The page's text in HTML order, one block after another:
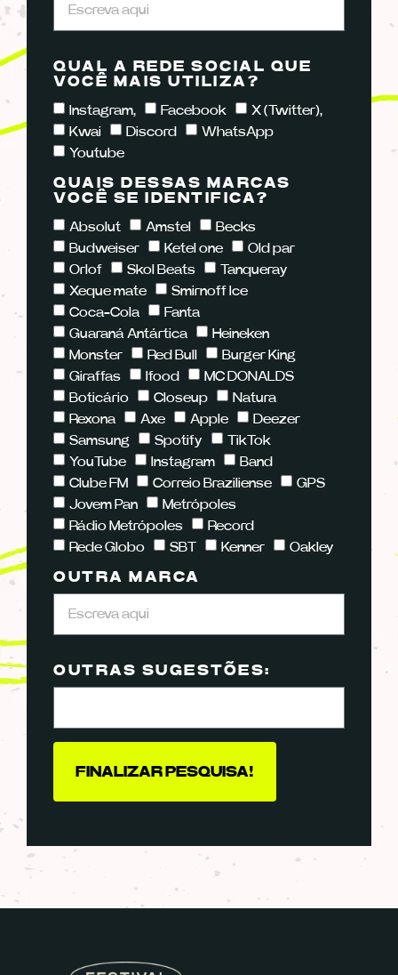
QUAL A REDE SOCIAL QUE
VOCÊ MAIS UTILIZA?
Instagram, Facebook
X (Twitter),
Kwai
Discord
WhatsApp
Youtube
QUAIS DESSAS MARCAS
VOCÊ SE IDENTIFICA?
Absolut Amstel
Becks
Budweiser
Ketel one
Old par
Orlof
Skol Beats
Tanqueray
Xeque mate
Smirnoff Ice
Coca-Cola
Fanta
Guaraná Antártica
Heineken
Monster
Red Bull
Burger King
Giraffas
Ifood
MC DONALDS
Boticário
Closeup
Natura
Rexona
Axe Apple
Deezer
Samsung
Spotify
TikTok
YouTube
Instagram
Band
Clube FM
Correio Braziliense
GPS
Jovem Pan
Metrópoles
Rádio Metrópoles
Record
Rede Globo
SBT Kenner Oakley
OUTRA MARCA
OUTRAS SUGESTÕES:
FINALIZAR PESQUISA!